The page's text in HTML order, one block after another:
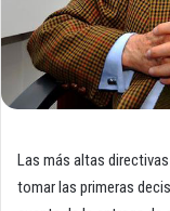
Las más altas
tomar las primeras